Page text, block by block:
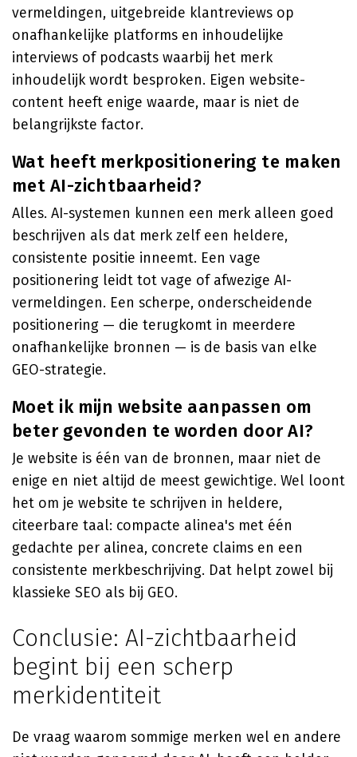
vermeldingen, uitgebreide klantreviews op
onafhankelijke platforms en inhoudelijke
interviews of podcasts waarbij het merk
inhoudelijk wordt besproken. Eigen website-
content heeft enige waarde, maar is niet de
belangrijkste factor.
Wat heeft merkpositionering te maken
met AI-zichtbaarheid?
Alles. AI-systemen kunnen een merk alleen goed
beschrijven als dat merk zelf een heldere,
consistente positie inneemt. Een vage
positionering leidt tot vage of afwezige AI-
vermeldingen. Een scherpe, onderscheidende
positionering — die terugkomt in meerdere
onafhankelijke bronnen — is de basis van elke
GEO-strategie.
Moet ik mijn website aanpassen om
beter gevonden te worden door AI?
Je website is één van de bronnen, maar niet de
enige en niet altijd de meest gewichtige. Wel loont
het om je website te schrijven in heldere,
citeerbare taal: compacte alinea's met één
gedachte per alinea, concrete claims en een
consistente merkbeschrijving. Dat helpt zowel bij
klassieke SEO als bij GEO.
Conclusie: AI-zichtbaarheid
begint bij een scherp
merkidentiteit
De vraag waarom sommige merken wel en andere